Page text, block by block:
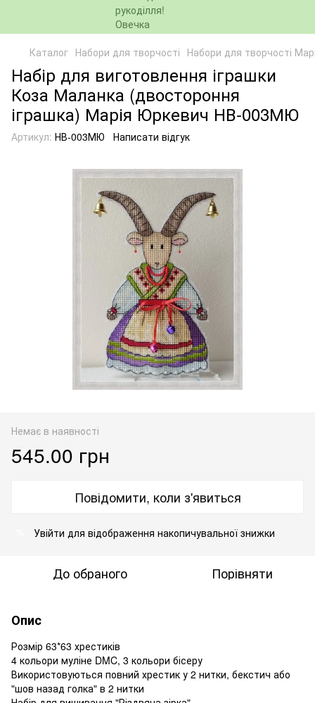
Каталог Набори для творчості Набори для творчості
Набір для виготовлення іграшки
Коза Маланка (двостороння
іграшка) Марія Юркевич НВ-003МЮ
Артикул: НВ-003МЮ Написати відгук
Немає в наявності
545.00 грн
Повідомити, коли з'явиться
Увійти для відображення накопичувальної знижки
До обраного Порівняти
Опис
Розмір 63*63 хрестиків
4 кольори муліне DMC, 3 кольори бісеру
Використовуються повний хрестик у 2 нитки, бекстич або
"шов назад голка" в 2 нитки